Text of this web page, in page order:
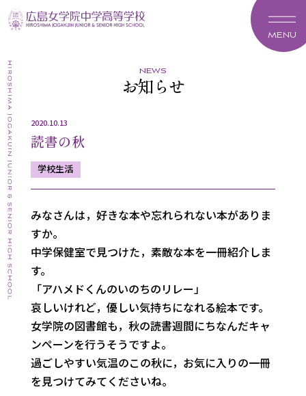
MENU
news
お知らせ
2020.10.13
読書の秋
学校生活
みなさんは，好きな本や忘れられない本がありま
すか。
中学保健室で見つけた，素敵な本を一冊紹介しま
す。
「アハメドくんのいのちのリレー」
哀しいけれど，優しい気持ちになれる絵本です。
女学院の図書館も， 秋の読書週間にちなんだキャ
ンペーンを行うそうですよ。
過ごしやすい気温のこの秋に， お気に入りの一冊
を見つけてみてくださいね。